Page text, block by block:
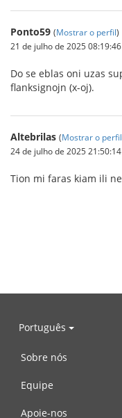
Ponto59 (Mostrar o perfil)
21 de julho de 2025 08:19:46
Do se eblas oni uzas
flanksignojn (x-oj).
Altebrilas (Mostrar o perfil
24 de julho de 2025 21:50:14
Tion mi faras kiam ili
Português
Sobre nós
Equipe
Apoie-nos